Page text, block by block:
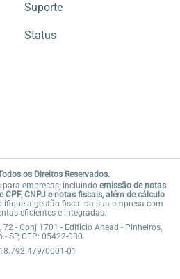
Suporte
Status
os Direitos Reservados.
empresas, incluindo emissão de notas
CNPJ e notas fiscais, além de cálculo
a gestão fiscal da sua empresa com
eficientes e integradas.
72 - Conj 1701 - Edifício Ahead - Pinheiros,
- SP, CEP: 05422-030.
0001-01